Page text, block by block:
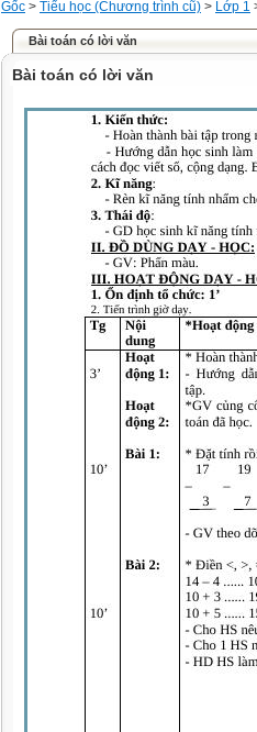
Gốc > Tiểu học (Chương trình cũ) > Lớp 1
Bài toán có lời văn
Bài toán có lời văn